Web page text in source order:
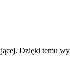
Dzięki temu